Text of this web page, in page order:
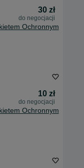
30 zł
do negocjacji
Ochronnym
10 zł
do negocjacji
Ochronnym